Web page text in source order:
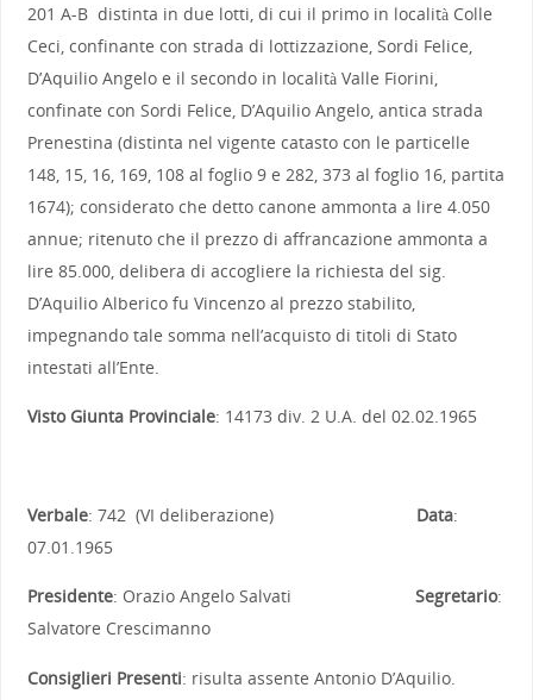
201 A-B distinta in due lotti, di cui il primo in località Colle
Ceci, confinante con strada di lottizzazione, Sordi Felice,
D’Aquilio Angelo e il secondo in località Valle Fiorini,
confinate con Sordi Felice, D’Aquilio Angelo, antica strada
Prenestina (distinta nel vigente catasto con le particelle
148, 15, 16, 169, 108 al foglio 9 e 282, 373 al foglio 16, partita
1674); considerato che detto canone ammonta a lire 4.050
annue; ritenuto che il prezzo di affrancazione ammonta a
lire 85.000, delibera di accogliere la richiesta del sig.
D’Aquilio Alberico fu Vincenzo al prezzo stabilito,
impegnando tale somma nell’acquisto di titoli di Stato
intestati all’Ente.
Visto Giunta Provinciale: 14173 div. 2 U.A. del 02.02.1965
Verbale: 742 (VI deliberazione) Data:
07.01.1965
Presidente: Orazio Angelo Salvati Segretario:
Salvatore Crescimanno
Consiglieri Presenti: risulta assente Antonio D’Aquilio.